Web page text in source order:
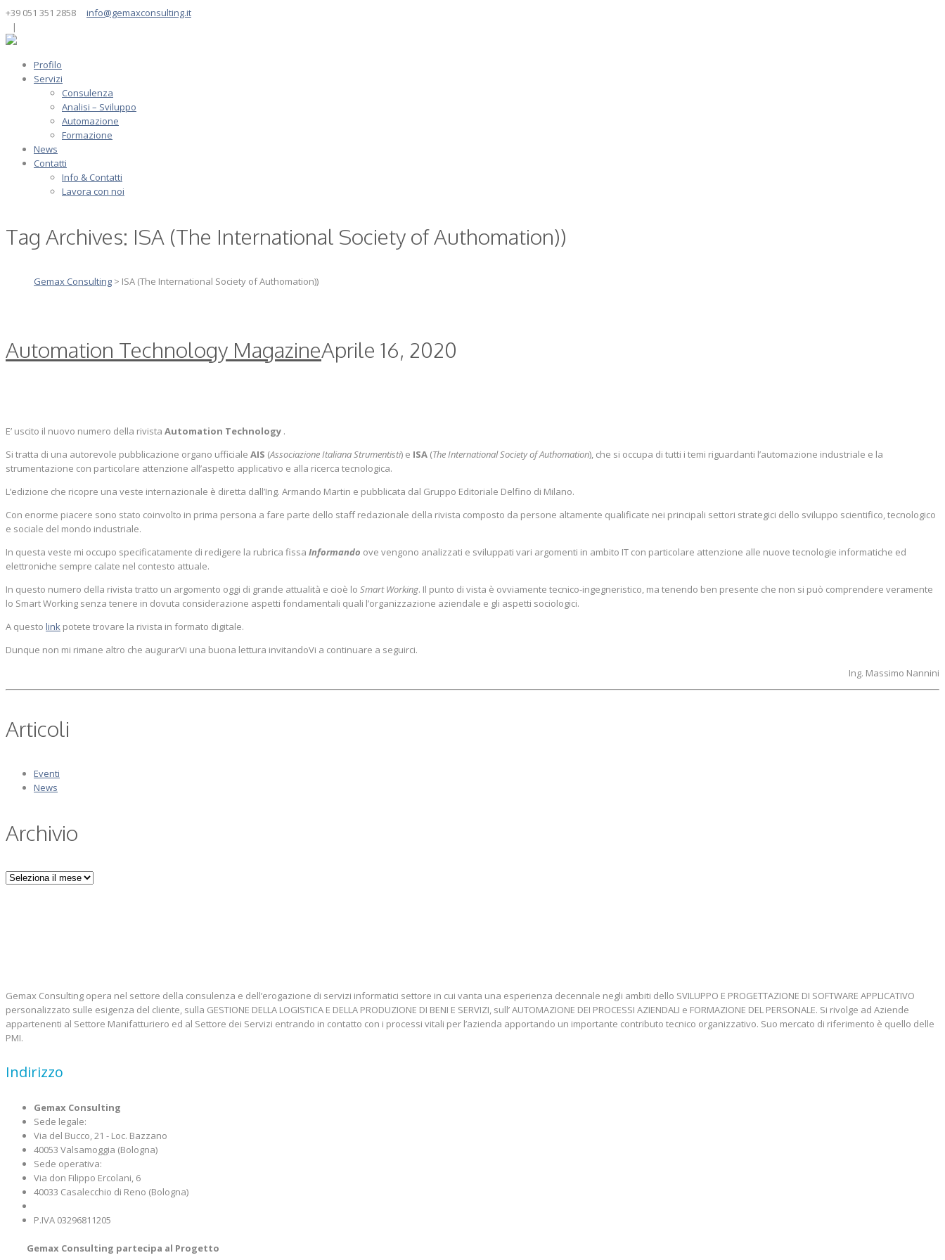
+39 051 351 2858
info@gemaxconsulting.it
|
Profilo
Servizi
Consulenza
Analisi – Sviluppo
Automazione
Formazione
News
Contatti
Info & Contatti
Lavora con noi
Tag Archives: ISA (The International Society of Authomation))
Gemax Consulting > ISA (The International Society of Authomation))
Automation Technology MagazineAprile 16, 2020
E’ uscito il nuovo numero della rivista Automation Technology .
Si tratta di una autorevole pubblicazione organo ufficiale AIS (Associazione Italiana Strumentisti) e ISA (The International Society of Authomation), che si occupa di tutti i temi riguardanti l’automazione industriale e la
strumentazione con particolare attenzione all’aspetto applicativo e alla ricerca tecnologica.
L’edizione che ricopre una veste internazionale è diretta dall’Ing. Armando Martin e pubblicata dal Gruppo Editoriale Delfino di Milano.
Con enorme piacere sono stato coinvolto in prima persona a fare parte dello staff redazionale della rivista composto da persone altamente qualificate nei principali settori strategici dello sviluppo scientifico, tecnologico
e sociale del mondo industriale.
In questa veste mi occupo specificatamente di redigere la rubrica fissa Informando ove vengono analizzati e sviluppati vari argomenti in ambito IT con particolare attenzione alle nuove tecnologie informatiche ed
elettroniche sempre calate nel contesto attuale.
In questo numero della rivista tratto un argomento oggi di grande attualità e cioè lo Smart Working. Il punto di vista è ovviamente tecnico-ingegneristico, ma tenendo ben presente che non si può comprendere veramente
lo Smart Working senza tenere in dovuta considerazione aspetti fondamentali quali l’organizzazione aziendale e gli aspetti sociologici.
A questo link potete trovare la rivista in formato digitale.
Dunque non mi rimane altro che augurarVi una buona lettura invitandoVi a continuare a seguirci.
Ing. Massimo Nannini
Articoli
Eventi
News
Archivio
Archivio
Gemax Consulting opera nel settore della consulenza e dell’erogazione di servizi informatici settore in cui vanta una esperienza decennale negli ambiti dello SVILUPPO E PROGETTAZIONE DI SOFTWARE APPLICATIVO
personalizzato sulle esigenza del cliente, sulla GESTIONE DELLA LOGISTICA E DELLA PRODUZIONE DI BENI E SERVIZI, sull’ AUTOMAZIONE DEI PROCESSI AZIENDALI e FORMAZIONE DEL PERSONALE. Si rivolge ad Aziende
appartenenti al Settore Manifatturiero ed al Settore dei Servizi entrando in contatto con i processi vitali per l’azienda apportando un importante contributo tecnico organizzativo. Suo mercato di riferimento è quello delle
PMI.
Indirizzo
Gemax Consulting
Sede legale:
Via del Bucco, 21 - Loc. Bazzano
40053 Valsamoggia (Bologna)
Sede operativa:
Via don Filippo Ercolani, 6
40033 Casalecchio di Reno (Bologna)
P.IVA 03296811205
Gemax Consulting partecipa al Progetto